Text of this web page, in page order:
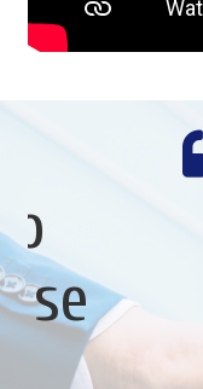
Si
tus